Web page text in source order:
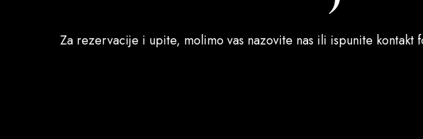
Za rezervacije i upite, molimo vas nazovite nas ili ispunite kontakt